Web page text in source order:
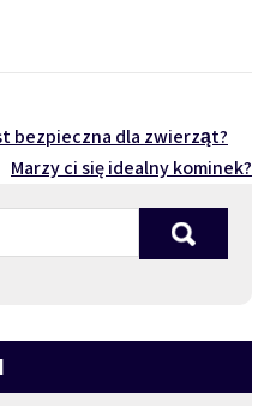
bezpieczna dla zwierząt?
Marzy ci się idealny kominek?